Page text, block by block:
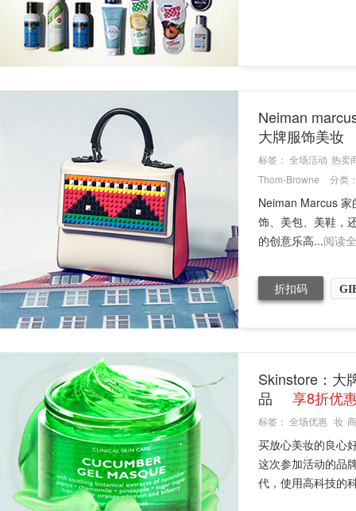
Neiman
大牌服饰美妆
标签： 全场活动 热卖
Thom-Browne
分类
Neiman Marcus
饰、美包、美鞋，
的创意乐高...阅读
折扣码
Skinstore：大
品
享8折优
标签： 全场优惠 妆
买放心美妆的良心
这次参加活动的品
代，使用高科技的